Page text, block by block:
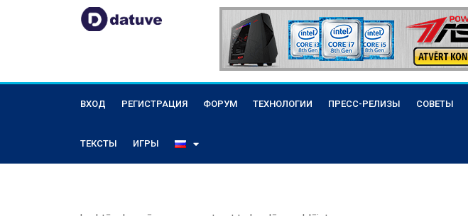
ВХОД РЕГИСТРАЦИЯ ФОРУМ ТЕХНОЛОГИИ ПРЕСС-РЕЛИЗЫ СОВЕТЫ
ТЕКСТЫ ИГРЫ